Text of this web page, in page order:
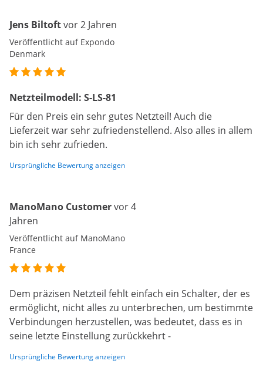
Jens Biltoftvor 2 Jahren
Veröffentlicht auf Expondo
Denmark
Netzteilmodell: S-LS-81
Für den Preis ein sehr gutes Netzteil! Auch die
Lieferzeit war sehr zufriedenstellend. Also alles in allem
bin ich sehr zufrieden.
Ursprüngliche Bewertung anzeigen
ManoMano Customervor 4
Jahren
Veröffentlicht auf ManoMano
France
Dem präzisen Netzteil fehlt einfach ein Schalter, der es
ermöglicht, nicht alles zu unterbrechen, um bestimmte
Verbindungen herzustellen, was bedeutet, dass es in
seine letzte Einstellung zurückkehrt -
Ursprüngliche Bewertung anzeigen